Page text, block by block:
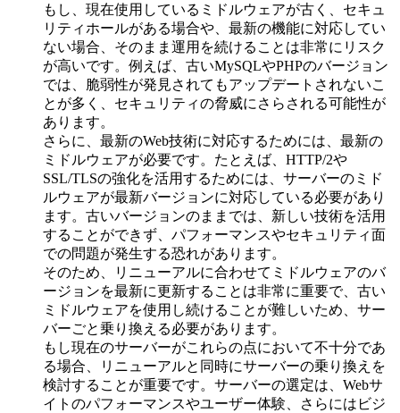
もし、現在使用しているミドルウェアが古く、セキュ
リティホールがある場合や、最新の機能に対応してい
ない場合、そのまま運用を続けることは非常にリスク
が高いです。例えば、古いMySQLやPHPのバージョン
では、脆弱性が発見されてもアップデートされないこ
とが多く、セキュリティの脅威にさらされる可能性が
あります。
さらに、最新のWeb技術に対応するためには、最新の
ミドルウェアが必要です。たとえば、HTTP/2や
SSL/TLSの強化を活用するためには、サーバーのミド
ルウェアが最新バージョンに対応している必要があり
ます。古いバージョンのままでは、新しい技術を活用
することができず、パフォーマンスやセキュリティ面
での問題が発生する恐れがあります。
そのため、リニューアルに合わせてミドルウェアのバ
ージョンを最新に更新することは非常に重要で、古い
ミドルウェアを使用し続けることが難しいため、サー
バーごと乗り換える必要があります。
もし現在のサーバーがこれらの点において不十分であ
る場合、リニューアルと同時にサーバーの乗り換えを
検討することが重要です。サーバーの選定は、Webサ
イトのパフォーマンスやユーザー体験、さらにはビジ